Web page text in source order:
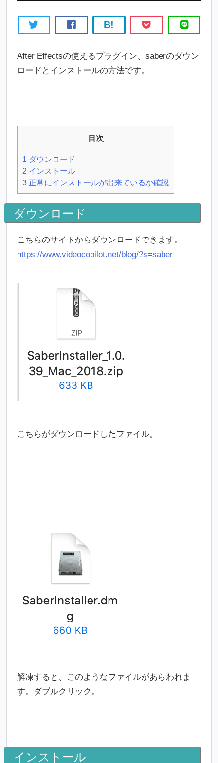
B!
After Effectsの使えるプラグイン、saberのダウン
ロードとインストールの方法です。
目次
1 ダウンロード
2 インストール
3 正常にインストールが出来ているか確認
ダウンロード
こちらのサイトからダウンロードできます。
https://www.videocopilot.net/blog/?s=saber
こちらがダウンロードしたファイル。
解凍すると、このようなファイルがあらわれま
す。ダブルクリック。
インストール